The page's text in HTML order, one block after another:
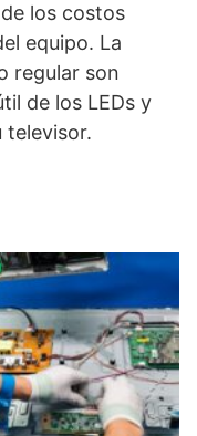
los costos
equipo. La
regular son
de los LEDs y
televisor.